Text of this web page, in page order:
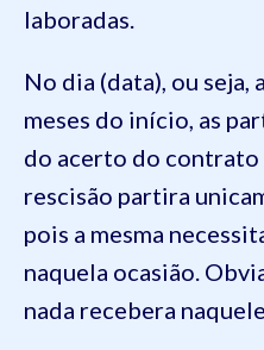
laboradas.
No dia (data), ou seja,
meses do início, as
do acerto do contrato
rescisão partira
pois a mesma
naquela ocasião.
nada recebera